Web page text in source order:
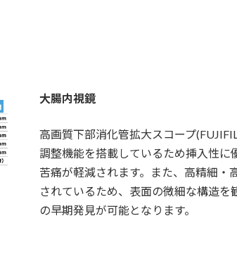
大腸内視鏡
高画質下部消化管拡大スコープ
調整機能を搭載しているため挿入性に
苦痛が軽減されます。また、高精細・
されているため、表面の微細な構造を
の早期発見が可能となります。